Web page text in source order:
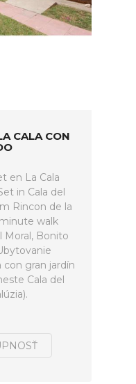
CALA CON
en La Cala
in Cala del
Rincon de la
walk
Moral, Bonito
con gran jardín
Cala del